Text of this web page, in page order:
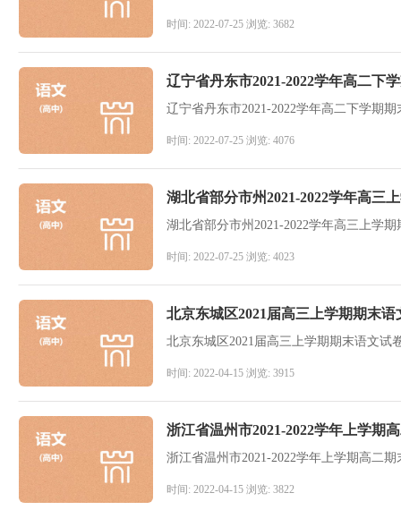
时间: 2022-07-25 浏览: 3682
辽宁省丹东市2021-2022学年高二下
辽宁省丹东市2021-2022学年高二下学期期
时间: 2022-07-25 浏览: 4076
湖北省部分市州2021-2022学年高三
湖北省部分市州2021-2022学年高三上学
时间: 2022-07-25 浏览: 4023
北京东城区2021届高三上学期期末
北京东城区2021届高三上学期期末语文试
时间: 2022-04-15 浏览: 3915
浙江省温州市2021-2022学年上学期
浙江省温州市2021-2022学年上学期高二
时间: 2022-04-15 浏览: 3822